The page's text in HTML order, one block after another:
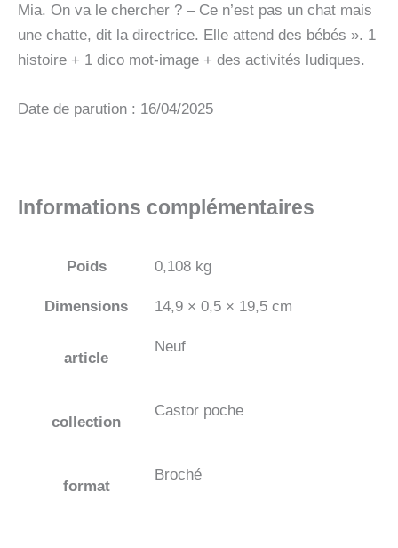
Mia. On va le chercher ? – Ce n’est pas un chat mais
une chatte, dit la directrice. Elle attend des bébés ». 1
histoire + 1 dico mot-image + des activités ludiques.
Date de parution : 16/04/2025
Informations complémentaires
Poids 0,108 kg
Dimensions 14,9 × 0,5 × 19,5 cm
article
Neuf
collection
Castor poche
format
Broché